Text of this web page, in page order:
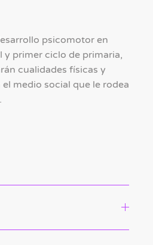
psicomotor en
primer ciclo de primaria,
cualidades físicas y
medio social que le rodea